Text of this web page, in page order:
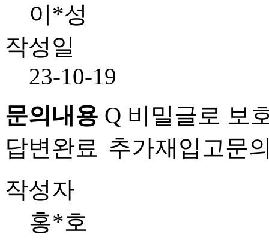
이*성
작성일
23-10-19
문의내용 Q 비밀글로 보
답변완료 추가재입고문
작성자
홍*호